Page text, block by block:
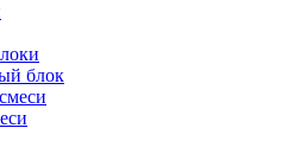
блок